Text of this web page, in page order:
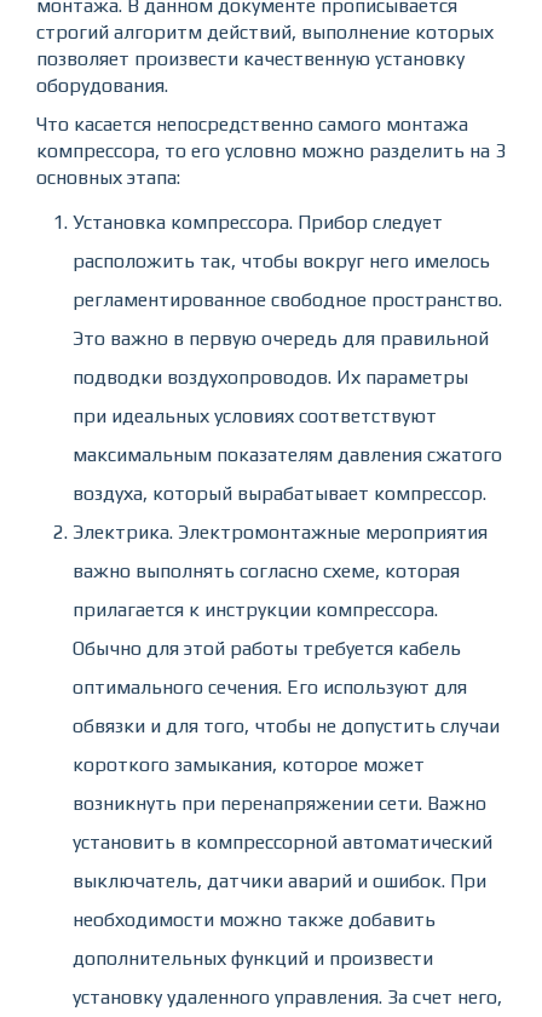
монтажа. В данном документе прописывается
строгий алгоритм действий, выполнение которых
позволяет произвести качественную установку
оборудования.
Что касается непосредственно самого монтажа
компрессора, то его условно можно разделить на 3
основных этапа:
Установка компрессора. Прибор следует
расположить так, чтобы вокруг него имелось
регламентированное свободное пространство.
Это важно в первую очередь для правильной
подводки воздухопроводов. Их параметры
при идеальных условиях соответствуют
максимальным показателям давления сжатого
воздуха, который вырабатывает компрессор.
Электрика. Электромонтажные мероприятия
важно выполнять согласно схеме, которая
прилагается к инструкции компрессора.
Обычно для этой работы требуется кабель
оптимального сечения. Его используют для
обвязки и для того, чтобы не допустить случаи
короткого замыкания, которое может
возникнуть при перенапряжении сети. Важно
установить в компрессорной автоматический
выключатель, датчики аварий и ошибок. При
необходимости можно также добавить
дополнительных функций и произвести
установку удаленного управления. За счет него,